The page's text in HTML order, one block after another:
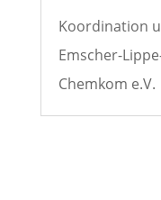
Koordination
Emscher-
Chemkom e.V.